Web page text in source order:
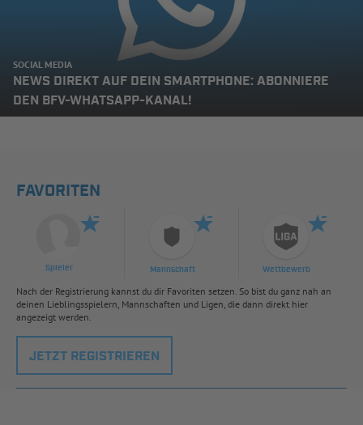
SOCIAL MEDIA
NEWS DIREKT AUF DEIN SMARTPHONE: ABONNIERE
DEN BFV-WHATSAPP-KANAL!
FAVORITEN
Spieler Mannschaft Wettbewerb
Nach der Registrierung kannst du dir Favoriten setzen. So bist du ganz nah an
deinen Lieblingsspielern, Mannschaften und Ligen, die dann direkt hier
angezeigt werden.
JETZT REGISTRIEREN